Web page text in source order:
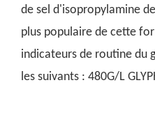
de sel d'isopropylamine
plus populaire de cette
indicateurs de routine du
les suivants : 480G/L